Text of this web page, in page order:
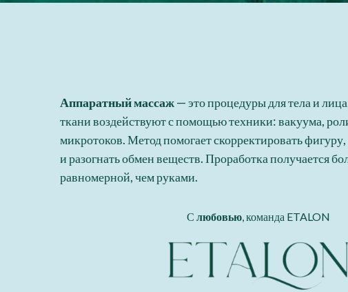
Аппаратный массаж— это процедуры для тела и
ткани воздействуют с помощью техники: вакуума,
микротоков. Метод помогает скорректировать
и разогнать обмен веществ. Проработка получается
равномерной, чем руками.
С любовью, команда ETALON